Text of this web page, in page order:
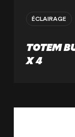
ÉCLAIRAGE
TOTEM
X 4